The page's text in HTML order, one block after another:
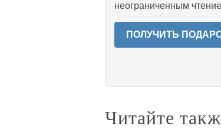
неограниченным
ПОЛУЧИТЬ
Читайте